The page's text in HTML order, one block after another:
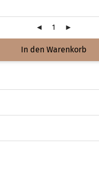
In den Warenkorb